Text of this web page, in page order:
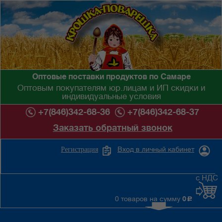
Оптовые поставки продуктов по Самаре
Оптовым покупателям юр.лицам и ИП скидки и
индивидуальные условия
+7(846)342-68-36
+7(846)342-68-37
Заказать обратный звонок
Вход в личный кабинет
Регистрация
0 товаров на сумму 0 c
с НДС